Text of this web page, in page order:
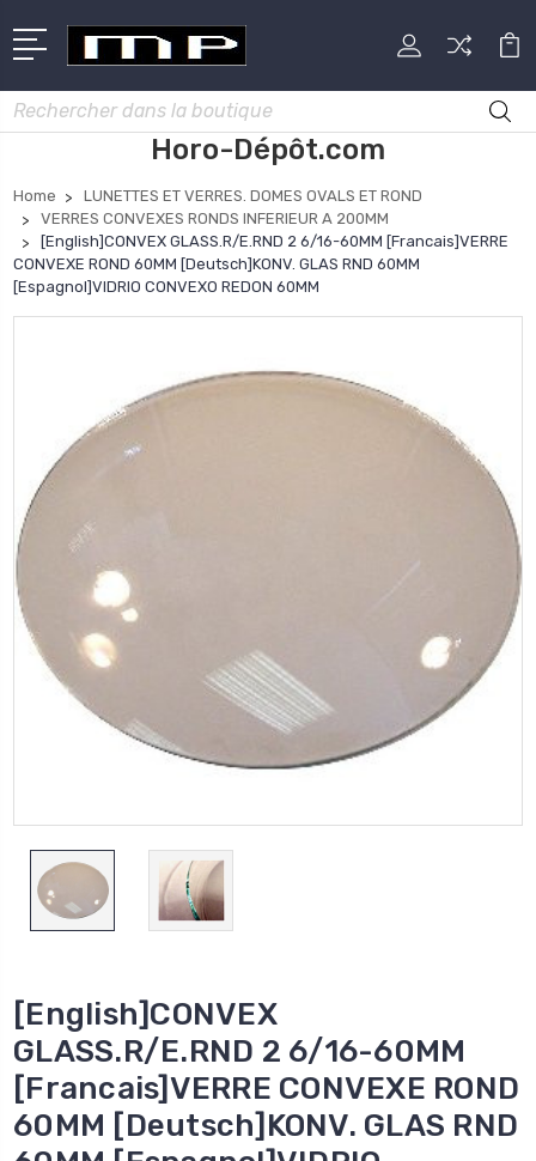
Rechercher
Horo-Dépôt.com
Home
LUNETTES ET VERRES. DOMES OVALS ET ROND
VERRES CONVEXES RONDS INFERIEUR A 200MM
[English]CONVEX GLASS.R/E.RND 2 6/16-60MM [Francais]VERRE
CONVEXE ROND 60MM [Deutsch]KONV. GLAS RND 60MM
[Espagnol]VIDRIO CONVEXO REDON 60MM
[English]CONVEX
GLASS.R/E.RND 2 6/16-60MM
[Francais]VERRE CONVEXE ROND
60MM [Deutsch]KONV. GLAS RND